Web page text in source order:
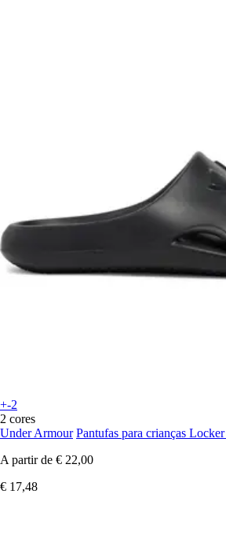
+-2
2 cores
Under Armour Pantufas para crianças
A partir de € 22,00
€ 17,48